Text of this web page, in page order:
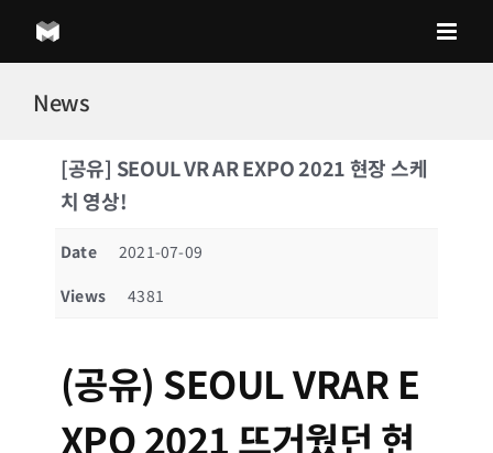
content
News
[공유] SEOUL VR AR EXPO 2021 현장 스케
치 영상!
Date
2021-07-09
Views
4381
(공유) SEOUL VRAR E
XPO 2021 뜨거웠던 현